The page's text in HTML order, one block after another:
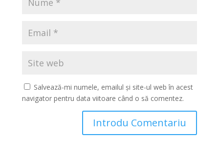
Salvează-mi numele, emailul și site-ul web în acest
navigator pentru data viitoare când o să comentez.